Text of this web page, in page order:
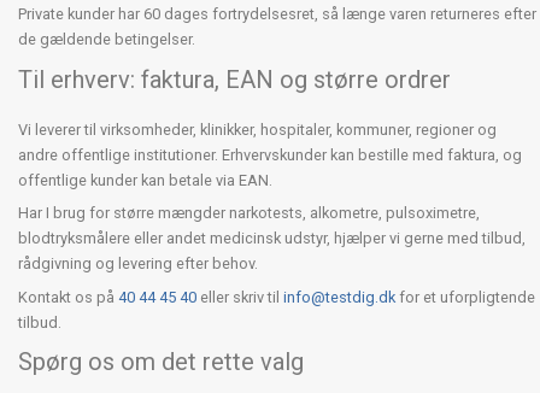
Private kunder har 60 dages fortrydelsesret, så længe varen returneres efter
de gældende betingelser.
Til erhverv: faktura, EAN og større ordrer
Vi leverer til virksomheder, klinikker, hospitaler, kommuner, regioner og
andre offentlige institutioner. Erhvervskunder kan bestille med faktura, og
offentlige kunder kan betale via EAN.
Har I brug for større mængder narkotests, alkometre, pulsoximetre,
blodtryksmålere eller andet medicinsk udstyr, hjælper vi gerne med tilbud,
rådgivning og levering efter behov.
Kontakt os på 40 44 45 40 eller skriv til info@testdig.dk for et uforpligtende
tilbud.
Spørg os om det rette valg